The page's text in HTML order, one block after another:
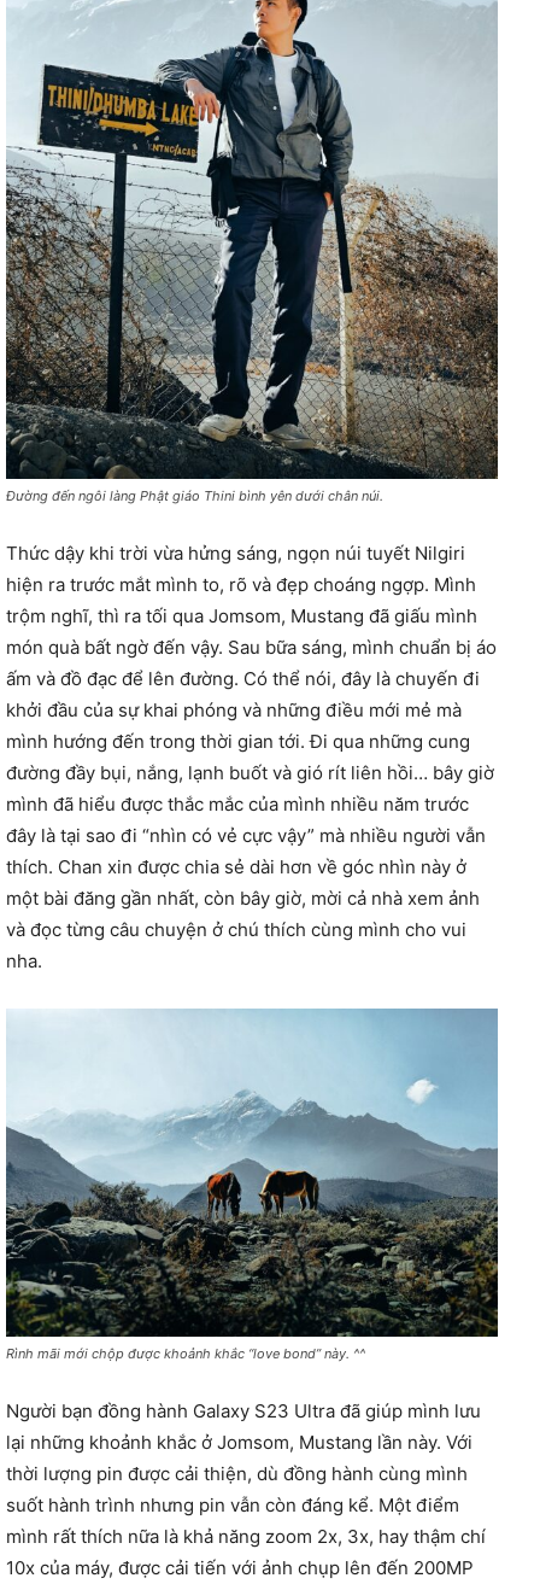
Đường đến ngôi làng Phật giáo Thini bình yên dưới chân núi.
Thức dậy khi trời vừa hửng sáng, ngọn núi tuyết Nilgiri
hiện ra trước mắt mình to, rõ và đẹp choáng ngợp. Mình
trộm nghĩ, thì ra tối qua Jomsom, Mustang đã giấu mình
món quà bất ngờ đến vậy. Sau bữa sáng, mình chuẩn bị áo
ấm và đồ đạc để lên đường. Có thể nói, đây là chuyến đi
khởi đầu của sự khai phóng và những điều mới mẻ mà
mình hướng đến trong thời gian tới. Đi qua những cung
đường đầy bụi, nắng, lạnh buốt và gió rít liên hồi… bây giờ
mình đã hiểu được thắc mắc của mình nhiều năm trước
đây là tại sao đi “nhìn có vẻ cực vậy” mà nhiều người vẫn
thích. Chan xin được chia sẻ dài hơn về góc nhìn này ở
một bài đăng gần nhất, còn bây giờ, mời cả nhà xem ảnh
và đọc từng câu chuyện ở chú thích cùng mình cho vui
nha.
Rình mãi mới chộp được khoảnh khắc “love bond” này. ^^
Người bạn đồng hành Galaxy S23 Ultra đã giúp mình lưu
lại những khoảnh khắc ở Jomsom, Mustang lần này. Với
thời lượng pin được cải thiện, dù đồng hành cùng mình
suốt hành trình nhưng pin vẫn còn đáng kể. Một điểm
mình rất thích nữa là khả năng zoom 2x, 3x, hay thậm chí
10x của máy, được cải tiến với ảnh chụp lên đến 200MP